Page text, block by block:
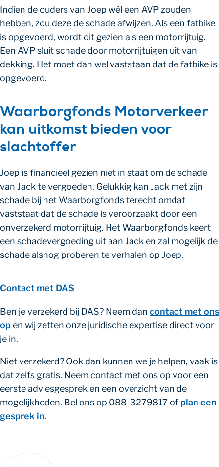
Indien de ouders van Joep wél een AVP zouden
hebben, zou deze de schade afwijzen. Als een fatbike
is opgevoerd, wordt dit gezien als een motorrijtuig.
Een AVP sluit schade door motorrijtuigen uit van
dekking. Het moet dan wel vaststaan dat de fatbike is
opgevoerd.
Waarborgfonds Motorverkeer
kan uitkomst bieden voor
slachtoffer
Joep is financieel gezien niet in staat om de schade
van Jack te vergoeden. Gelukkig kan Jack met zijn
schade bij het Waarborgfonds terecht omdat
vaststaat dat de schade is veroorzaakt door een
onverzekerd motorrijtuig. Het Waarborgfonds keert
een schadevergoeding uit aan Jack en zal mogelijk de
schade alsnog proberen te verhalen op Joep.
Contact met DAS
Ben je verzekerd bij DAS? Neem dan contact met ons
open wij zetten onze juridische expertise direct voor
je in.
Niet verzekerd? Ook dan kunnen we je helpen, vaak is
dat zelfs gratis. Neem contact met ons op voor een
eerste adviesgesprek en een overzicht van de
mogelijkheden. Bel ons op 088-3279817 of plan een
gesprek in.